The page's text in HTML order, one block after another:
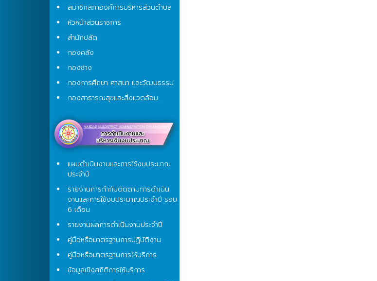
สมาชิกสภาองค์การบริหารส่วนตำบล
หัวหน้าส่วนราชการ
สำนักปลัด
กองคลัง
กองช่าง
กองการศึกษา ศาสนา และวัฒนธรรม
กองสาธารณสุขและสิ่งแวดล้อม
แผนดำเนินงานและการใช้งบประมาณ
ประจำปี
รายงานการกำกับติดตามการดำเนิน
งานและการใช้งบประมาณประจำปี รอบ
6 เดือน
รายงานผลการดำเนินงานประจำปี
คู่มือหรือมาตรฐานการปฏิบัติงาน
คู่มือหรือมาตรฐานการให้บริการ
ข้อมูลเชิงสถิติการให้บริการ